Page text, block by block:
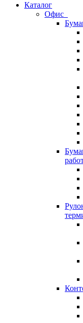
Каталог
Офис